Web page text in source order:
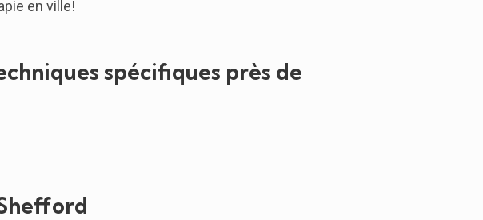
en ville!
spécifiques près de